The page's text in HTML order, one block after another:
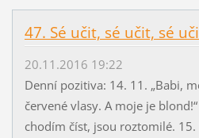
47. Sé učit, sé učit, sé
20.11.2016 19:22
Denní pozitiva: 14. 11. „Babi,
červené vlasy. A moje je
chodím číst, jsou roztomilé. 15.